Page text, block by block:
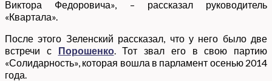
Виктора Федоровича», – рассказал руководитель
«Квартала».
После этого Зеленский рассказал, что у него было две
встречи с Порошенко. Тот звал его в свою партию
«Солидарность», которая вошла в парламент осенью 2014
года.